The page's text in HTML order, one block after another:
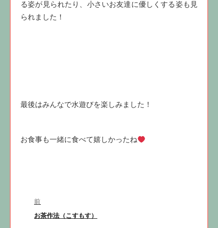
る姿が見られたり、小さいお友達に優しくする姿も見
られました！
最後はみんなで水遊びを楽しみました！
お食事も一緒に食べて嬉しかったね
稿
ナ
前
前
お茶作法（こすもす）